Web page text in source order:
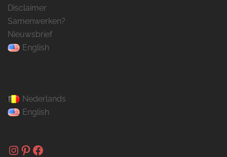
Disclaimer
Samenwerken?
Nieuwsbrief
English
Nederlands
English
Instagram
Pinterest
Facebook